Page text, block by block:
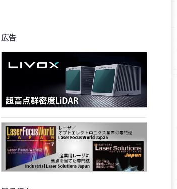
広告